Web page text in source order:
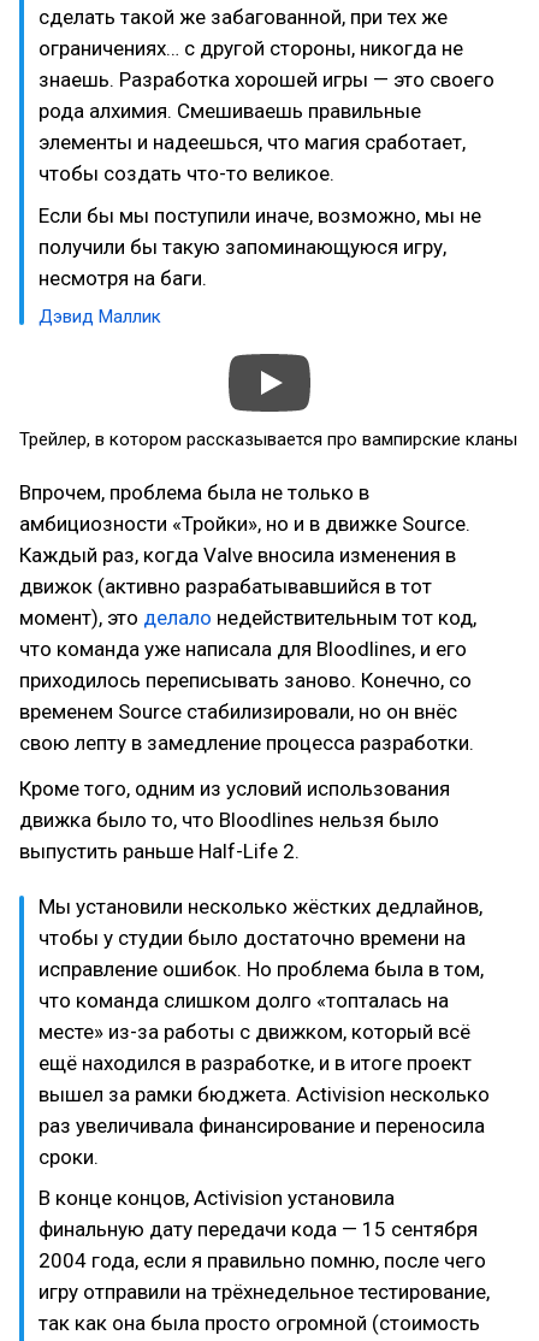
сделать такой же забагованной, при тех же
ограничениях… с другой стороны, никогда не
знаешь. Разработка хорошей игры — это своего
рода алхимия. Смешиваешь правильные
элементы и надеешься, что магия сработает,
чтобы создать что-то великое.
Если бы мы поступили иначе, возможно, мы не
получили бы такую запоминающуюся игру,
несмотря на баги.
Дэвид Маллик
Трейлер, в котором рассказывается про вампирские кланы
Впрочем, проблема была не только в
амбициозности «Тройки», но и в движке Source.
Каждый раз, когда Valve вносила изменения в
движок (активно разрабатывавшийся в тот
момент), это делало недействительным тот код,
что команда уже написала для Bloodlines, и его
приходилось переписывать заново. Конечно, со
временем Source стабилизировали, но он внёс
свою лепту в замедление процесса разработки.
Кроме того, одним из условий использования
движка было то, что Bloodlines нельзя было
выпустить раньше Half-Life 2.
Мы установили несколько жёстких дедлайнов,
чтобы у студии было достаточно времени на
исправление ошибок. Но проблема была в том,
что команда слишком долго «топталась на
месте» из-за работы с движком, который всё
ещё находился в разработке, и в итоге проект
вышел за рамки бюджета. Activision несколько
раз увеличивала финансирование и переносила
сроки.
В конце концов, Activision установила
финальную дату передачи кода — 15 сентября
2004 года, если я правильно помню, после чего
игру отправили на трёхнедельное тестирование,
так как она была просто огромной (стоимость